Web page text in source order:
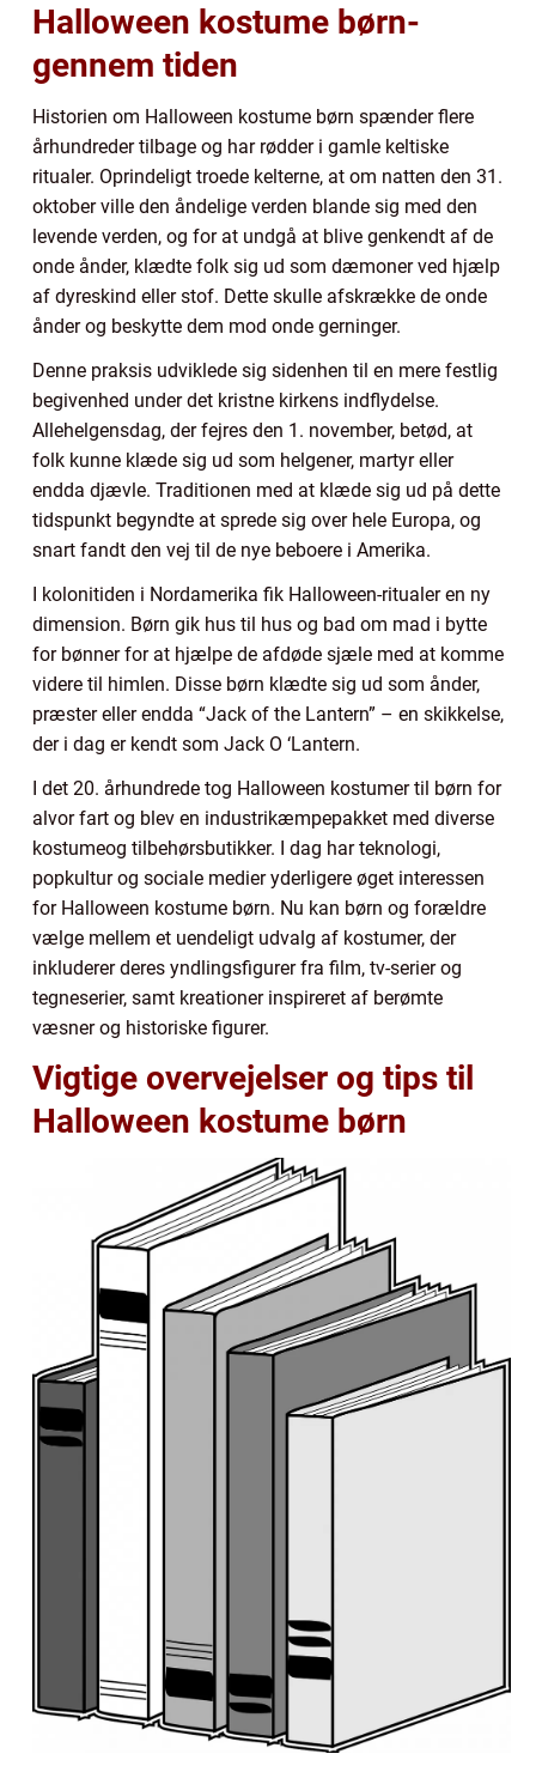
Halloween kostume børn-
gennem tiden
Historien om Halloween kostume børn spænder flere
århundreder tilbage og har rødder i gamle keltiske
ritualer. Oprindeligt troede kelterne, at om natten den 31.
oktober ville den åndelige verden blande sig med den
levende verden, og for at undgå at blive genkendt af de
onde ånder, klædte folk sig ud som dæmoner ved hjælp
af dyreskind eller stof. Dette skulle afskrække de onde
ånder og beskytte dem mod onde gerninger.
Denne praksis udviklede sig sidenhen til en mere festlig
begivenhed under det kristne kirkens indflydelse.
Allehelgensdag, der fejres den 1. november, betød, at
folk kunne klæde sig ud som helgener, martyr eller
endda djævle. Traditionen med at klæde sig ud på dette
tidspunkt begyndte at sprede sig over hele Europa, og
snart fandt den vej til de nye beboere i Amerika.
I kolonitiden i Nordamerika fik Halloween-ritualer en ny
dimension. Børn gik hus til hus og bad om mad i bytte
for bønner for at hjælpe de afdøde sjæle med at komme
videre til himlen. Disse børn klædte sig ud som ånder,
præster eller endda “Jack of the Lantern” – en skikkelse,
der i dag er kendt som Jack O ‘Lantern.
I det 20. århundrede tog Halloween kostumer til børn for
alvor fart og blev en industrikæmpepakket med diverse
kostumeog tilbehørsbutikker. I dag har teknologi,
popkultur og sociale medier yderligere øget interessen
for Halloween kostume børn. Nu kan børn og forældre
vælge mellem et uendeligt udvalg af kostumer, der
inkluderer deres yndlingsfigurer fra film, tv-serier og
tegneserier, samt kreationer inspireret af berømte
væsner og historiske figurer.
Vigtige overvejelser og tips til
Halloween kostume børn